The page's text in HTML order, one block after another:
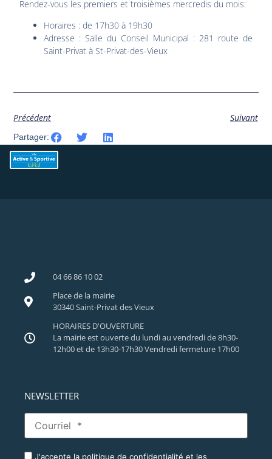
Rendez-vous les premiers et troisièmes mercredis du mois:
Horaires : de 17h30 à 19h30
Adresse : Salle du Conseil Municipal : 281 route de
Saint-Privat à St-Privat-des-Vieux
Précédent Suivant
Partager:
04 66 86 10 02
Place de la mairie
30340 Saint-Privat des Vieux
HORAIRES D'OUVERTURE
La mairie est ouverte du lundi au vendredi de 8h30-
12h00 et de 13h30-17h30 Vendredi fermeture 17h00
NEWSLETTER
J'accepte la politique de confidentialité et les